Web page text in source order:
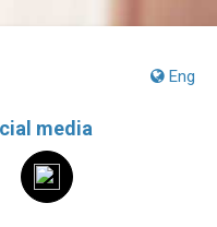
Eng
media